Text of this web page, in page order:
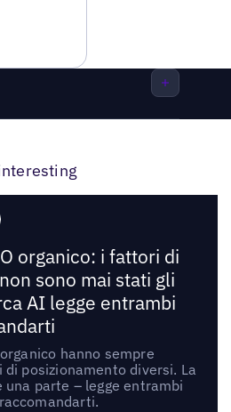
organico: i fattori di
sono mai stati gli
AI legge entrambi
hanno sempre
posizionamento diversi. La
una parte – legge entrambi